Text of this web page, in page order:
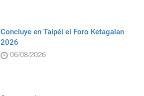
Concluye en Taipéi el Foro Ketagalan
2026
06/08/2026